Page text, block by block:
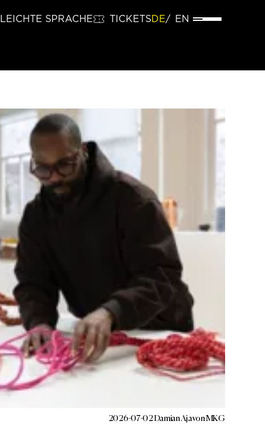
LEICHTE SPRACHE TICKETSDE EN
2026-07-02 Damian Ajavon MKG